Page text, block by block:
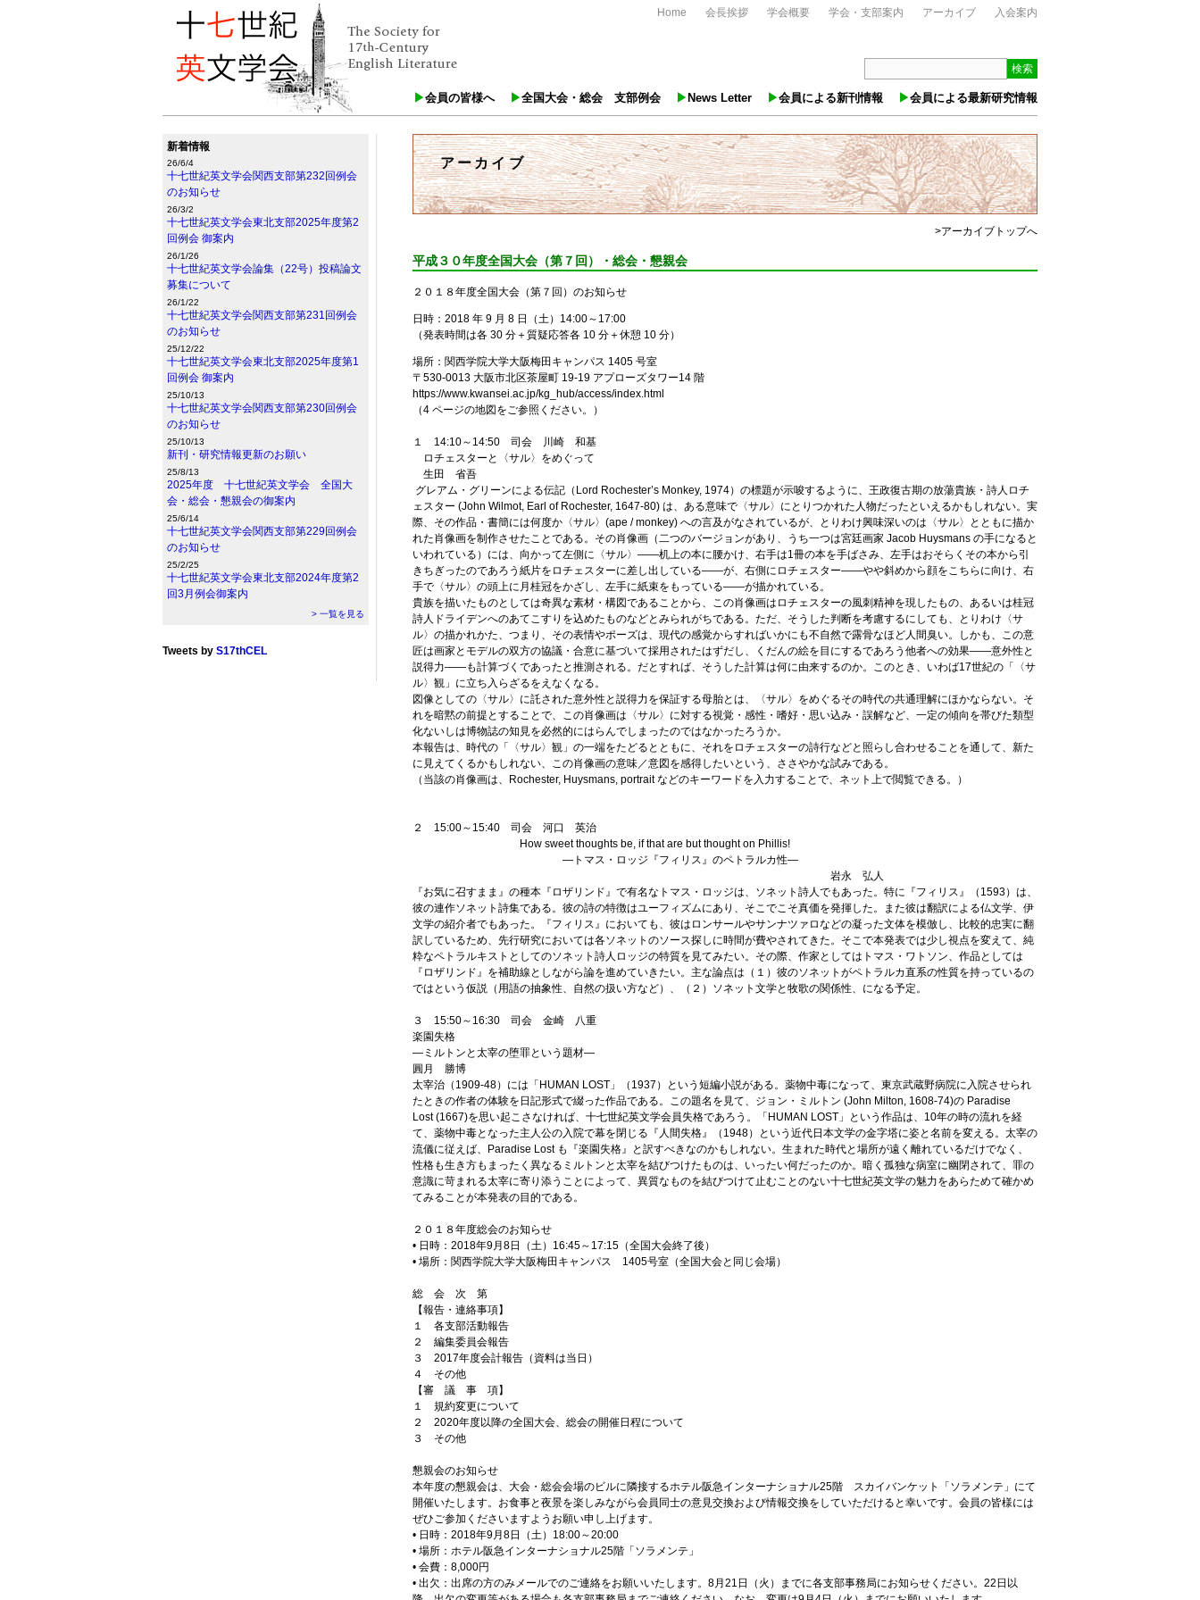
Home 会長挨拶 学会概要 学会・支部案内 アーカイブ 入会案内
会員の皆様へ 全国大会・総会 支部例会 News Letter 会員による新刊情報 会員による最新研究情報
検索
アーカイブ
>アーカイブトップへ
平成３０年度全国大会（第７回）・総会・懇親会
２０１８年度全国大会（第７回）のお知らせ
日時：2018 年 9 月 8 日（土）14:00～17:00
（発表時間は各 30 分＋質疑応答各 10 分＋休憩 10 分）
場所：関西学院大学大阪梅田キャンパス 1405 号室
〒530-0013 大阪市北区茶屋町 19-19 アプローズタワー14 階
https://www.kwansei.ac.jp/kg_hub/access/index.html
（4 ページの地図をご参照ください。）
１ 14:10～14:50 司会 川崎 和基
ロチェスターと〈サル〉をめぐって
生田 省吾
グレアム・グリーンによる伝記（Lord Rochester’s Monkey, 1974）の標題が示唆するように、王政復古期の放蕩貴族・詩人ロチ
ェスター (John Wilmot, Earl of Rochester, 1647-80) は、ある意味で〈サル〉にとりつかれた人物だったといえるかもしれない。実
際、その作品・書簡には何度か〈サル〉(ape / monkey) への言及がなされているが、とりわけ興味深いのは〈サル〉とともに描か
れた肖像画を制作させたことである。その肖像画（二つのバージョンがあり、うち一つは宮廷画家 Jacob Huysmans の手になると
いわれている）には、向かって左側に〈サル〉――机上の本に腰かけ、右手は1冊の本を手ばさみ、左手はおそらくその本から引
きちぎったのであろう紙片をロチェスターに差し出している――が、右側にロチェスター――やや斜めから顔をこちらに向け、右
手で〈サル〉の頭上に月桂冠をかざし、左手に紙束をもっている――が描かれている。
貴族を描いたものとしては奇異な素材・構図であることから、この肖像画はロチェスターの風刺精神を現したもの、あるいは桂冠
詩人ドライデンへのあてこすりを込めたものなどとみられがちである。ただ、そうした判断を考慮するにしても、とりわけ〈サ
ル〉の描かれかた、つまり、その表情やポーズは、現代の感覚からすればいかにも不自然で露骨なほど人間臭い。しかも、この意
匠は画家とモデルの双方の協議・合意に基づいて採用されたはずだし、くだんの絵を目にするであろう他者への効果――意外性と
説得力――も計算づくであったと推測される。だとすれば、そうした計算は何に由来するのか。このとき、いわば17世紀の「〈サ
ル〉観」に立ち入らざるをえなくなる。
図像としての〈サル〉に託された意外性と説得力を保証する母胎とは、〈サル〉をめぐるその時代の共通理解にほかならない。そ
れを暗黙の前提とすることで、この肖像画は〈サル〉に対する視覚・感性・嗜好・思い込み・誤解など、一定の傾向を帯びた類型
化ないしは博物誌の知見を必然的にはらんでしまったのではなかったろうか。
本報告は、時代の「〈サル〉観」の一端をたどるとともに、それをロチェスターの詩行などと照らし合わせることを通して、新た
に見えてくるかもしれない、この肖像画の意味／意図を感得したいという、ささやかな試みである。
（当該の肖像画は、Rochester, Huysmans, portrait などのキーワードを入力することで、ネット上で閲覧できる。）
２ 15:00～15:40 司会 河口 英治
How sweet thoughts be, if that are but thought on Phillis!
―トマス・ロッジ『フィリス』のペトラルカ性―
岩永 弘人
『お気に召すまま』の種本『ロザリンド』で有名なトマス・ロッジは、ソネット詩人でもあった。特に『フィリス』（1593）は、
彼の連作ソネット詩集である。彼の詩の特徴はユーフィズムにあり、そこでこそ真価を発揮した。また彼は翻訳による仏文学、伊
文学の紹介者でもあった。『フィリス』においても、彼はロンサールやサンナツァロなどの凝った文体を模倣し、比較的忠実に翻
訳しているため、先行研究においては各ソネットのソース探しに時間が費やされてきた。そこで本発表では少し視点を変えて、純
粋なペトラルキストとしてのソネット詩人ロッジの特質を見てみたい。その際、作家としてはトマス・ワトソン、作品としては
『ロザリンド』を補助線としながら論を進めていきたい。主な論点は（１）彼のソネットがペトラルカ直系の性質を持っているの
ではという仮説（用語の抽象性、自然の扱い方など）、（２）ソネット文学と牧歌の関係性、になる予定。
３ 15:50～16:30 司会 金崎 八重
楽園失格
―ミルトンと太宰の堕罪という題材―
圓月 勝博
太宰治（1909-48）には「HUMAN LOST」（1937）という短編小説がある。薬物中毒になって、東京武蔵野病院に入院させられ
たときの作者の体験を日記形式で綴った作品である。この題名を見て、ジョン・ミルトン (John Milton, 1608-74)の Paradise
Lost (1667)を思い起こさなければ、十七世紀英文学会員失格であろう。「HUMAN LOST」という作品は、10年の時の流れを経
て、薬物中毒となった主人公の入院で幕を閉じる『人間失格』（1948）という近代日本文学の金字塔に姿と名前を変える。太宰の
流儀に従えば、Paradise Lost も『楽園失格』と訳すべきなのかもしれない。生まれた時代と場所が遠く離れているだけでなく、
性格も生き方もまったく異なるミルトンと太宰を結びつけたものは、いったい何だったのか。暗く孤独な病室に幽閉されて、罪の
意識に苛まれる太宰に寄り添うことによって、異質なものを結びつけて止むことのない十七世紀英文学の魅力をあらためて確かめ
てみることが本発表の目的である。
２０１８年度総会のお知らせ
• 日時：2018年9月8日（土）16:45～17:15（全国大会終了後）
• 場所：関西学院大学大阪梅田キャンパス 1405号室（全国大会と同じ会場）
総 会 次 第
【報告・連絡事項】
１ 各支部活動報告
２ 編集委員会報告
３ 2017年度会計報告（資料は当日）
４ その他
【審 議 事 項】
１ 規約変更について
２ 2020年度以降の全国大会、総会の開催日程について
３ その他
懇親会のお知らせ
本年度の懇親会は、大会・総会会場のビルに隣接するホテル阪急インターナショナル25階 スカイバンケット「ソラメンテ」にて
開催いたします。お食事と夜景を楽しみながら会員同士の意見交換および情報交換をしていただけると幸いです。会員の皆様には
ぜひご参加くださいますようお願い申し上げます。
• 日時：2018年9月8日（土）18:00～20:00
• 場所：ホテル阪急インターナショナル25階「ソラメンテ」
• 会費：8,000円
• 出欠：出席の方のみメールでのご連絡をお願いいたします。8月21日（火）までに各支部事務局にお知らせください。22日以
新着情報
26/6/4
十七世紀英文学会関西支部第232回例会
のお知らせ
26/3/2
十七世紀英文学会東北支部2025年度第2
回例会 御案内
26/1/26
十七世紀英文学会論集（22号）投稿論文
募集について
26/1/22
十七世紀英文学会関西支部第231回例会
のお知らせ
25/12/22
十七世紀英文学会東北支部2025年度第1
回例会 御案内
25/10/13
十七世紀英文学会関西支部第230回例会
のお知らせ
25/10/13
新刊・研究情報更新のお願い
25/8/13
2025年度 十七世紀英文学会 全国大
会・総会・懇親会の御案内
25/6/14
十七世紀英文学会関西支部第229回例会
のお知らせ
25/2/25
十七世紀英文学会東北支部2024年度第2
回3月例会御案内
> 一覧を見る
Tweets by S17thCEL